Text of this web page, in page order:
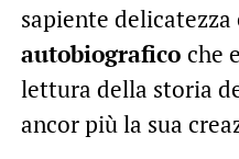
sapiente
autobiografico che
lettura della storia
ancor più la sua